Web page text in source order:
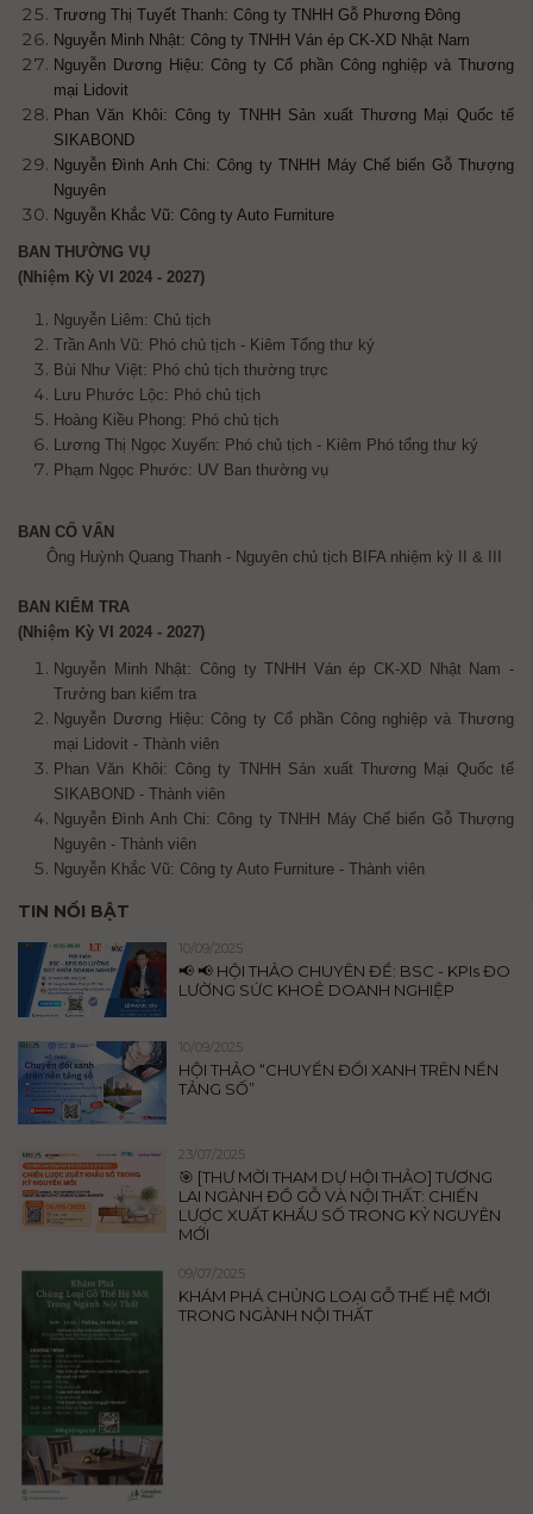
Trương Thị Tuyết Thanh: Công ty TNHH Gỗ Phương Đông
Nguyễn Minh Nhật: Công ty TNHH Ván ép CK-XD Nhật Nam
Nguyễn Dương Hiệu: Công ty Cổ phần Công nghiệp và Thương
mại Lidovit
Phan Văn Khôi: Công ty TNHH Sản xuất Thương Mại Quốc tế
SIKABOND
Nguyễn Đình Anh Chi: Công ty TNHH Máy Chế biến Gỗ Thượng
Nguyên
Nguyễn Khắc Vũ: Công ty Auto Furniture
BAN THƯỜNG VỤ
(Nhiệm Kỳ VI 2024 - 2027)
Nguyễn Liêm: Chủ tịch
Trần Anh Vũ: Phó chủ tịch - Kiêm Tổng thư ký
Bùi Như Việt: Phó chủ tịch thường trực
Lưu Phước Lộc: Phó chủ tịch
Hoàng Kiều Phong: Phó chủ tịch
Lương Thị Ngọc Xuyến: Phó chủ tịch - Kiêm Phó tổng thư ký
Phạm Ngọc Phước: UV Ban thường vụ
BAN CỐ VẤN
Ông Huỳnh Quang Thanh - Nguyên chủ tịch BIFA nhiệm kỳ II & III
BAN KIỂM TRA
(Nhiệm Kỳ VI 2024 - 2027)
Nguyễn Minh Nhật: Công ty TNHH Ván ép CK-XD Nhật Nam -
Trưởng ban kiểm tra
Nguyễn Dương Hiệu: Công ty Cổ phần Công nghiệp và Thương
mại Lidovit - Thành viên
Phan Văn Khôi: Công ty TNHH Sản xuất Thương Mại Quốc tế
SIKABOND - Thành viên
Nguyễn Đình Anh Chi: Công ty TNHH Máy Chế biến Gỗ Thượng
Nguyên - Thành viên
Nguyễn Khắc Vũ: Công ty Auto Furniture - Thành viên
TIN NỔI BẬT
10/09/2025
📢 📢 HỘI THẢO CHUYÊN ĐỀ: BSC - KPIs ĐO
LƯỜNG SỨC KHOẺ DOANH NGHIỆP
10/09/2025
HỘI THẢO “CHUYỂN ĐỔI XANH TRÊN NỀN
TẢNG SỐ”
23/07/2025
🎯 [THƯ MỜI THAM DỰ HỘI THẢO] TƯƠNG
LAI NGÀNH ĐỒ GỖ VÀ NỘI THẤT: CHIẾN
LƯỢC XUẤT KHẨU SỐ TRONG KỶ NGUYÊN
MỚI
09/07/2025
KHÁM PHÁ CHỦNG LOẠI GỖ THẾ HỆ MỚI
TRONG NGÀNH NỘI THẤT